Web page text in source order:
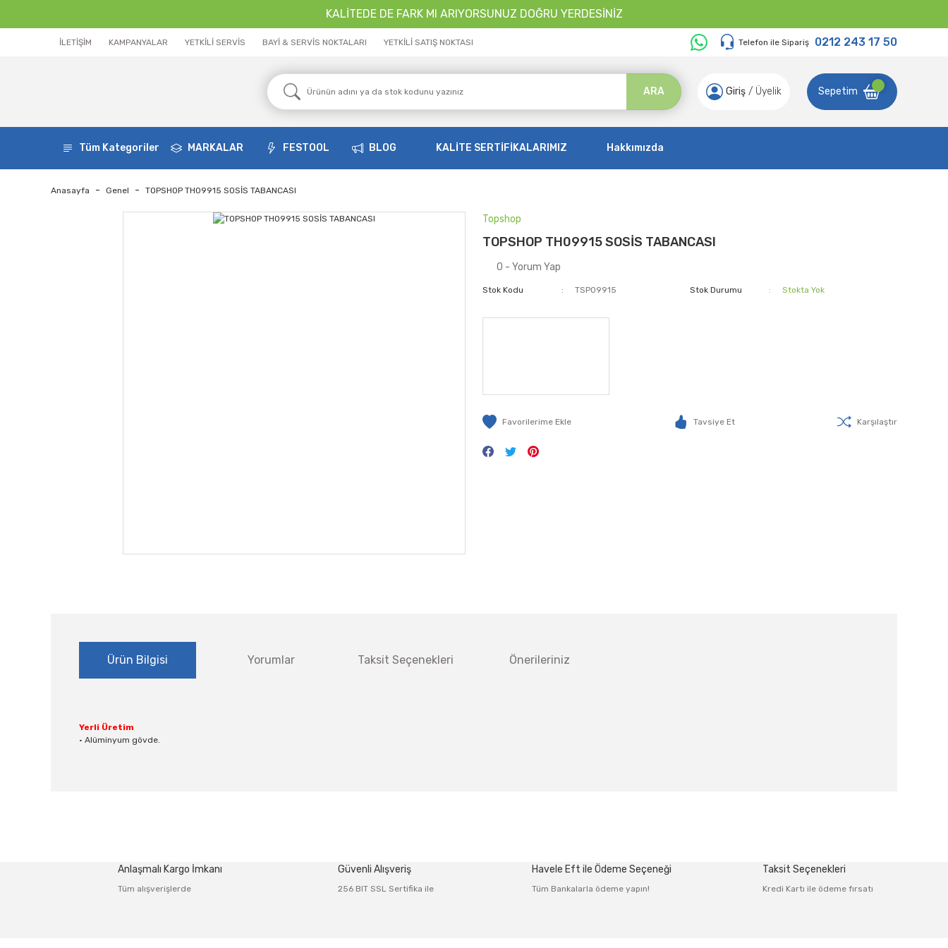
KALİTEDE DE FARK MI ARIYORSUNUZ DOĞRU YERDESİNİZ
İLETİŞİM KAMPANYALAR YETKİLİ SERVİS BAYİ & SERVİS NOKTALARI YETKİLİ SATIŞ NOKTASI Telefon ile Sipariş 0212 243 17 50
ARA Giriş / Üyelik Sepetim
Tüm Kategoriler MARKALAR FESTOOL BLOG KALİTE SERTİFİKALARIMIZ Hakkımızda
Anasayfa Genel TOPSHOP TH09915 SOSİS TABANCASI
Topshop
TOPSHOP TH09915 SOSİS TABANCASI
0 - Yorum Yap
Stok Kodu TSP09915 Stok Durumu Stokta Yok
Tavsiye Et Karşılaştır
Ürün Bilgisi Yorumlar Taksit Seçenekleri Önerileriniz
Yerli Üretim
• Alüminyum gövde.
Anlaşmalı Kargo İmkanı
Tüm alışverişlerde
Güvenli Alışveriş
256 BIT SSL Sertifika ile
Havele Eft ile Ödeme Seçeneği
Tüm Bankalarla ödeme yapın!
Taksit Seçenekleri
Kredi Kartı ile ödeme fırsatı